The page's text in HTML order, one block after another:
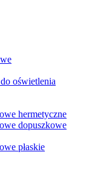
oświetlenia
hermetyczne
dopuszkowe
płaskie